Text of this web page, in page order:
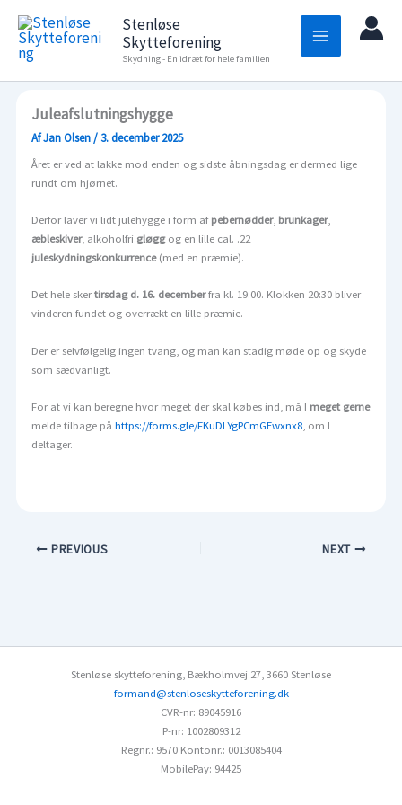
indholdet
Stenløse
Skytteforening
Skydning - En idræt for hele familien
Juleafslutningshygge
AfJan Olsen/ 3. december 2025
Året er ved at lakke mod enden og sidste åbningsdag er dermed lige
rundt om hjørnet.
Derfor laver vi lidt julehygge i form afpebernødder, brunkager,
æbleskiver, alkoholfri gløggog en lille cal. .22
juleskydningskonkurrence(med en præmie).
Det hele skertirsdag d. 16. decemberfra kl. 19:00. Klokken 20:30 bliver
vinderen fundet og overrækt en lille præmie.
Der er selvfølgelig ingen tvang, og man kan stadig møde op og skyde
som sædvanligt.
For at vi kan beregne hvor meget der skal købes ind, må I meget gerne
melde tilbage på https://forms.gle/FKuDLYgPCmGEwxnx8, om I
deltager.
PREVIOUS NEXT
Stenløse skytteforening Bækholmvej 27 3660 Stenløse
formand@stenloseskytteforening.dk
CVR-nr: 89045916
P-nr: 1002809312
Regnr.: 9570 Kontonr.: 0013085404
MobilePay: 94425